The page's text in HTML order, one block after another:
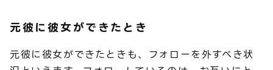
元彼に彼女ができたとき
元彼に彼女ができたときも、フォローを外すべき状